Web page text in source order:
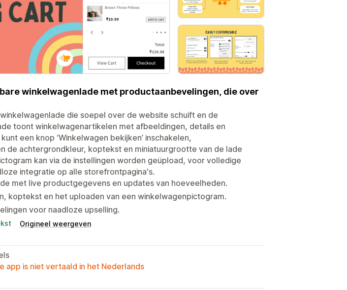
winkelwagenlade met productaanbevelingen, die over
die soepel over de website schuift en de
toont winkelwagenartikelen met afbeeldingen, details en
een knop ‘Winkelwagen bekijken’ inschakelen,
de achtergrondkleur, koptekst en miniatuurgrootte van de lade
kan via de instellingen worden geüpload, voor volledige
integratie op alle storefrontpagina's.
met live productgegevens en updates van hoeveelheden.
koptekst en het uploaden van een winkelwagenpictogram.
voor naadloze upselling.
Origineel weergeven
app is niet vertaald in het Nederlands